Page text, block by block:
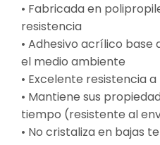
• Fabricada en
resistencia
• Adhesivo acrílico base
el medio ambiente
• Excelente resistencia
• Mantiene sus
tiempo (resistente al
• No cristaliza en bajas